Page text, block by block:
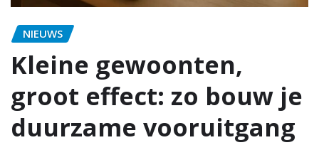
NIEUWS
Kleine gewoonten,
groot effect: zo bouw je
duurzame vooruitgang